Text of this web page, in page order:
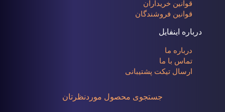
قوانین خریداران
قوانین فروشندگان
درباره اینفایل
درباره ما
تماس با ما
ارسال تیکت پشتیبانی
جستجوی محصول موردنظرتان